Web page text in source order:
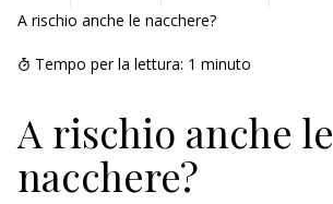
MOBILITÀ
INDUSTRIA
RICERCA
ECONOMIA
A rischio anche le nacchere?
Tempo per la lettura: 1 minuto
A rischio anche le
nacchere?